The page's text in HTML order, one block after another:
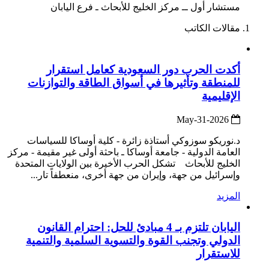
مستشار أول ــ مركز الخليج للأبحاث ـ فرع اليابان
مقالات الكاتب
أكدت الحرب دور السعودية كعامل استقرار
للمنطقة وتأثيرها في أسواق الطاقة والتوازنات
الإقليمية
د.نوريكو سوزوكي أستاذة زائرة - كلية أوساكا للسياسات
العامة الدولية - جامعة أوساكا ـ باحثة أولى غير مقيمة - مركز
الخليج للأبحاث تشكل الحرب الأخيرة بين الولايات المتحدة
وإسرائيل من جهة، وإيران من جهة أخرى، منعطفاً تار...
المزيد
اليابان تلتزم بـ 4 مبادئ للحل: احترام القانون
الدولي وتجنب القوة والتسوية السلمية والتنمية
للاستقرار